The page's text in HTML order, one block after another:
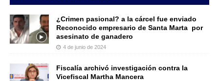
¿Crimen pasional? a la cárcel fue enviado
Reconocido empresario de Santa Marta por
asesinato de ganadero
4 de junio de 2024
Fiscalía archivó investigación contra la
Vicefiscal Martha Mancera